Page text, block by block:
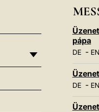
pápa
DE- EN
DE- EN